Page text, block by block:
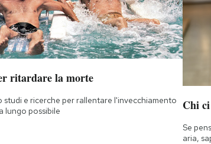
ritardare la morte
studi e ricerche per rallentare l'invecchiamento
lungo possibile
Chi
Se
aria,